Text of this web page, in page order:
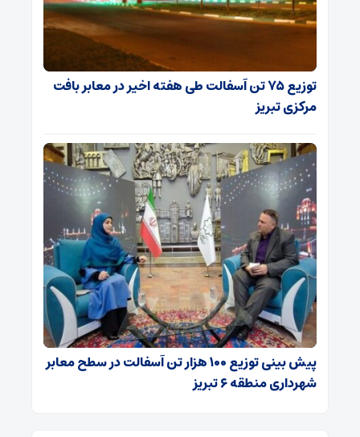
توزیع ۷۵ تن آسفالت طی هفته اخیر در معابر بافت
مرکزی تبریز
پیش بینی توزیع ۱۰۰ هزار تن آسفالت در سطح معابر
شهرداری منطقه ۶ تبریز